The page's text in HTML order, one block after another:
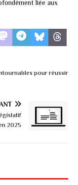
liée aux
pour réussir
2025